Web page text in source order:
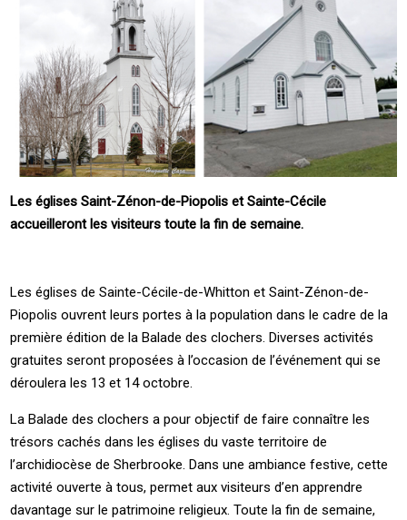
Les églises Saint-Zénon-de-Piopolis et Sainte-Cécile
accueilleront les visiteurs toute la fin de semaine.
Les églises de Sainte-Cécile-de-Whitton et Saint-Zénon-de-
Piopolis ouvrent leurs portes à la population dans le cadre de la
première édition de la Balade des clochers. Diverses activités
gratuites seront proposées à l’occasion de l’événement qui se
déroulera les 13 et 14 octobre.
La Balade des clochers a pour objectif de faire connaître les
trésors cachés dans les églises du vaste territoire de
l’archidiocèse de Sherbrooke. Dans une ambiance festive, cette
activité ouverte à tous, permet aux visiteurs d’en apprendre
davantage sur le patrimoine religieux. Toute la fin de semaine,